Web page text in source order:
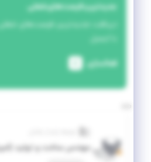
جدیدترین فرصت‌های شغلی
دریافت جدیدترین فرصت‌های شغلی
با ایمیل
فعالسازی